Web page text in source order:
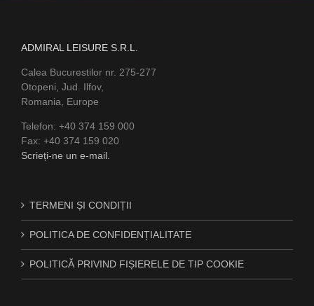
ADMIRAL LEISURE S.R.L.
Calea Bucurestilor nr. 275-277
Otopeni, Jud. Ilfov,
Romania, Europe
Telefon: +40 374 159 000
Fax: +40 374 159 020
Scrieți-ne un e-mail.
TERMENI ȘI CONDIȚII
POLITICA DE CONFIDENȚIALITATE
POLITICĂ PRIVIND FIȘIERELE DE TIP COOKIE